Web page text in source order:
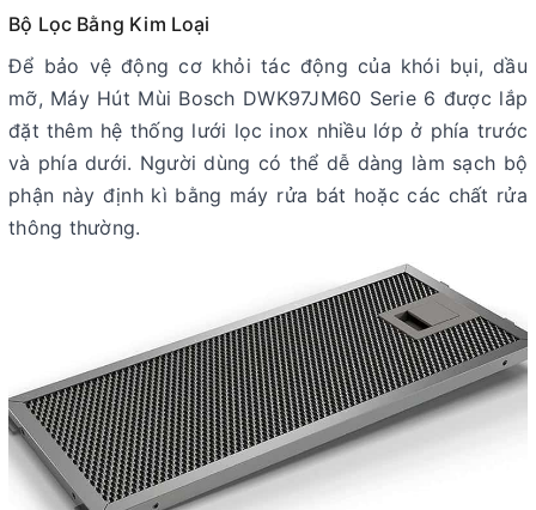
Bộ Lọc Bằng Kim Loại
Để bảo vệ động cơ khỏi tác động của khói bụi, dầu
mỡ, Máy Hút Mùi Bosch DWK97JM60 Serie 6 được lắp
đặt thêm hệ thống lưới lọc inox nhiều lớp ở phía trước
và phía dưới. Người dùng có thể dễ dàng làm sạch bộ
phận này định kì bằng máy rửa bát hoặc các chất rửa
thông thường.